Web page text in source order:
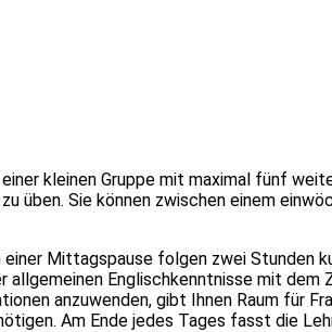
kleinen Gruppe mit maximal fünf
üben. Sie können zwischen einem
einer Mittagspause folgen zwei Stunden
Englischkenntnisse mit dem
anzuwenden, gibt Ihnen Raum für
Am Ende jedes Tages fasst die